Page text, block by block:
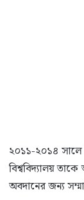
২০১১-২০১৪ সালে
বিশ্ববিদ্যালয়
অবদানের জন্য